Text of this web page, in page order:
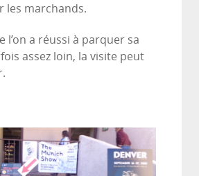
les marchands.
l’on a réussi à parquer sa
assez loin, la visite peut